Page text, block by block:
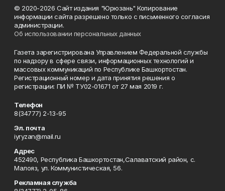
© 2020-2026 Сайт издания "Юрюзань" Копирование
информации сайта разрешено только с письменного согласия
администрации.
Об использовании персональных данных
Газета зарегистрирована Управлением Федеральной службы
по надзору в сфере связи, информационных технологий и
массовых коммуникаций по Республике Башкортостан.
Регистрационный номер и дата принятия решения о
регистрации: ПИ № ТУ02-01671 от 27 мая 2019 г.
Телефон
8(34777) 2-13-95
Эл. почта
iyryzan@mail.ru
Адрес
452490, Республика Башкортостан,Салаватский район, с.
Малояз, ул. Коммунистическая, 56.
Рекламная служба